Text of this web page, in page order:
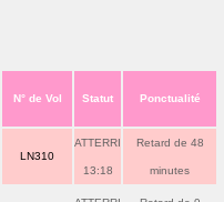
N° de Vol Statut Ponctualité
LN310
ATTERRI
13:18
Retard de 48
minutes